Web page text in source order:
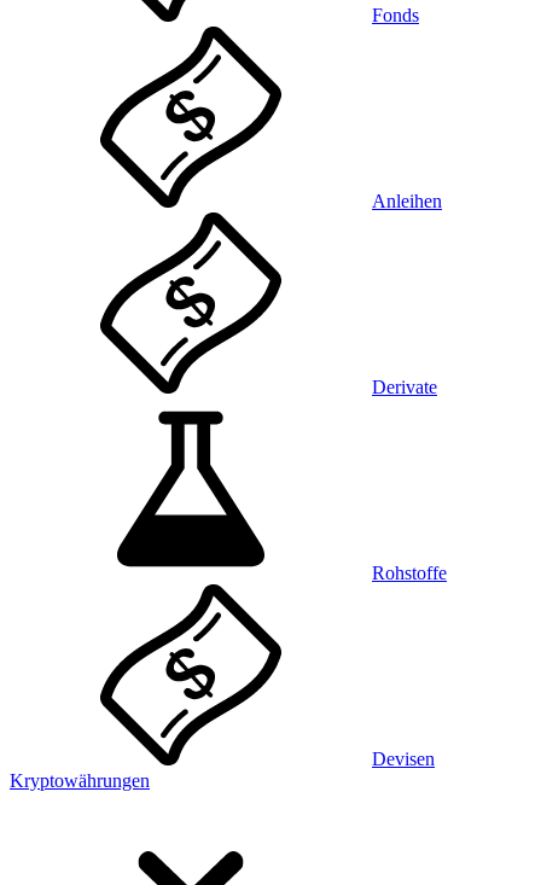
Fonds
Anleihen
Derivate
Rohstoffe
Devisen
Kryptowährungen